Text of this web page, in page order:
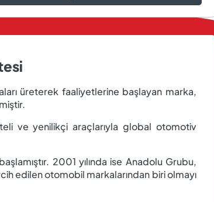
üreterek faaliyetlerine başlayan marka,
ve yenilikçi araçlarıyla global otomotiv
2001 yılında ise Anadolu Grubu,
edilen otomobil markalarından biri olmayı